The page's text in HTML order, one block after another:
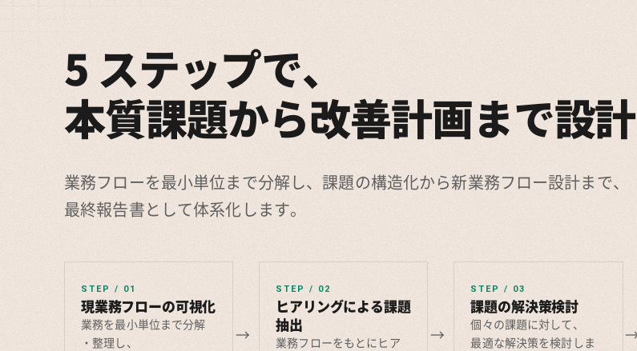
5 ステップで、
本質課題から改善計画まで設計
業務フローを最小単位まで分解し、課題の構造化から新業務フロー設計まで、
最終報告書として体系化します。
STEP / 01
現業務フローの可視化
業務を最小単位まで分解
・整理し、
STEP / 02
ヒアリングによる課題
抽出
業務フローをもとにヒア
STEP / 03
課題の解決策検討
個々の課題に対して、
最適な解決策を検討しま